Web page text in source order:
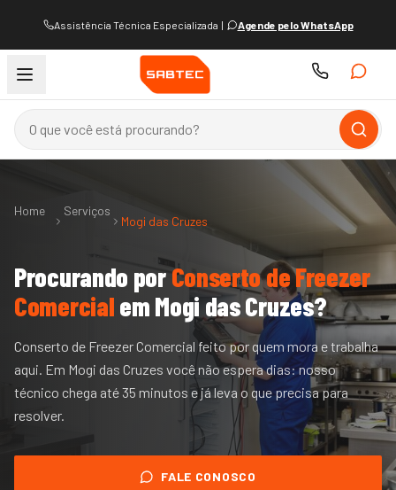
Assistência Técnica Especializada | Agende pelo WhatsApp
Home Serviços
Mogi das Cruzes
Procurando porConserto de Freezer
ComercialemMogi das Cruzes?
Conserto de Freezer Comercial feito por quem mora e trabalha
aqui. Em Mogi das Cruzes você não espera dias: nosso
técnico chega até 35 minutos e já leva o que precisa para
resolver.
FALE CONOSCO